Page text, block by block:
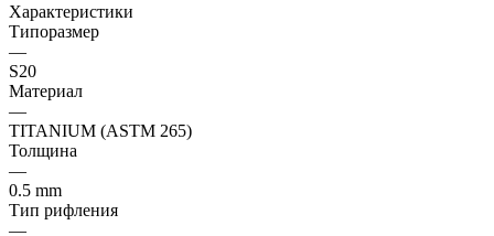
Характеристики
Типоразмер
—
S20
Материал
—
TITANIUM (ASTM 265)
Толщина
—
0.5 mm
Тип рифления
—